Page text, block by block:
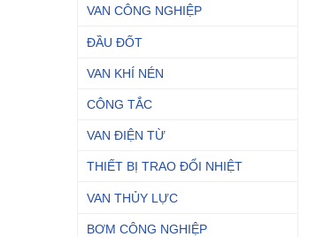
VAN CÔNG NGHIỆP
ĐẦU ĐỐT
VAN KHÍ NÉN
CÔNG TẮC
VAN ĐIỆN TỪ
THIẾT BỊ TRAO ĐỔI NHIỆT
VAN THỦY LỰC
BƠM CÔNG NGHIỆP